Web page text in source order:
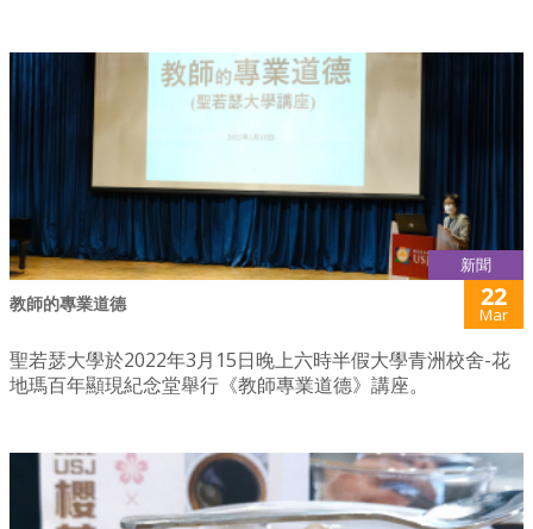
新聞
教師的專業道德 22
Mar
聖若瑟大學於2022年3月15日晚上六時半假大學青洲校舍-花
地瑪百年顯現紀念堂舉行《教師專業道德》講座。